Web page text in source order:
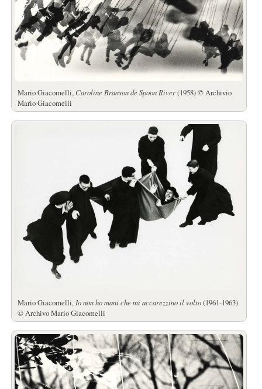
Mario Giacomelli, Caroline Branson de Spoon River(1958) © Archivio
Mario Giacomelli
Mario Giacomelli, Io non ho mani che mi accarezzino il volto(1961-1963)
© Archivo Mario Giacomelli